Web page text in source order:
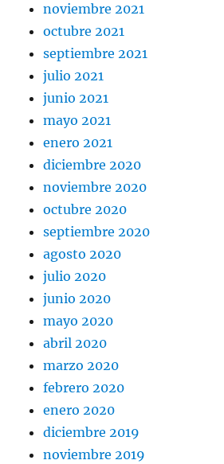
noviembre 2021
octubre 2021
septiembre 2021
julio 2021
junio 2021
mayo 2021
enero 2021
diciembre 2020
noviembre 2020
octubre 2020
septiembre 2020
agosto 2020
julio 2020
junio 2020
mayo 2020
abril 2020
marzo 2020
febrero 2020
enero 2020
diciembre 2019
noviembre 2019